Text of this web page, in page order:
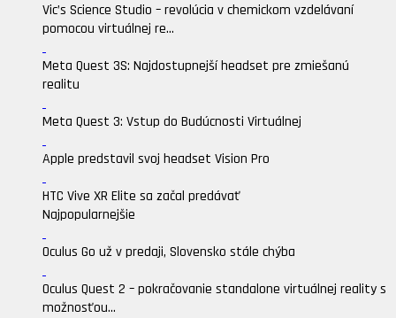
Vic’s Science Studio – revolúcia v chemickom vzdelávaní
pomocou virtuálnej re...
Meta Quest 3S: Najdostupnejší headset pre zmiešanú
realitu
Meta Quest 3: Vstup do Budúcnosti Virtuálnej
Apple predstavil svoj headset Vision Pro
HTC Vive XR Elite sa začal predávať
Najpopularnejšie
Oculus Go už v predaji, Slovensko stále chýba
Oculus Quest 2 – pokračovanie standalone virtuálnej reality s
možnosťou...